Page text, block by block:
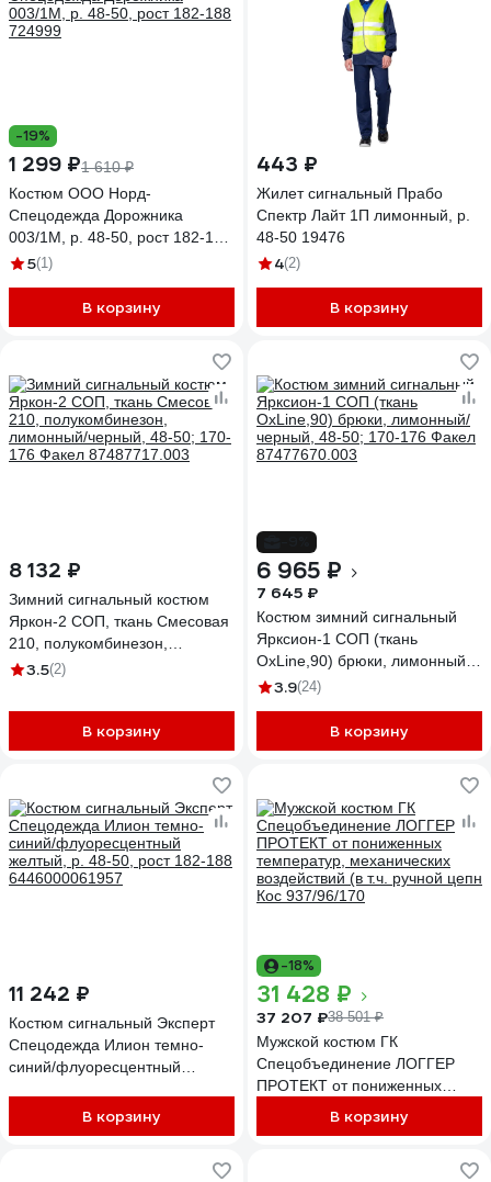
-19%
1 299 ₽1 610 ₽
Костюм ООО Норд-
Спецодежда Дорожника
003/1М, р. 48-50, рост 182-188
724999
5(1)
В корзину
443 ₽
Жилет сигнальный Прабо
Спектр Лайт 1П лимонный, р.
48-50 19476
4(2)
В корзину
8 132 ₽
Зимний сигнальный костюм
Яркон-2 СОП, ткань Смесовая
210, полукомбинезон,
лимонный/черный, 48-50; 170-
3.5(2)
В корзину
6 965 ₽
7 645 ₽
Костюм зимний сигнальный
Ярксион-1 СОП (ткань
OxLine,90) брюки, лимонный/
черный, 48-50; 170-176 Факел
3.9(24)
В корзину
11 242 ₽
Костюм сигнальный Эксперт
Спецодежда Илион темно-
синий/флуоресцентный
6446000061957В корзину
-18%
31 428 ₽
37 207 ₽38 501 ₽
Мужской костюм ГК
Спецобъединение ЛОГГЕР
ПРОТЕКТ от пониженных
воздействий (в т.ч. ручной цепн
В корзину